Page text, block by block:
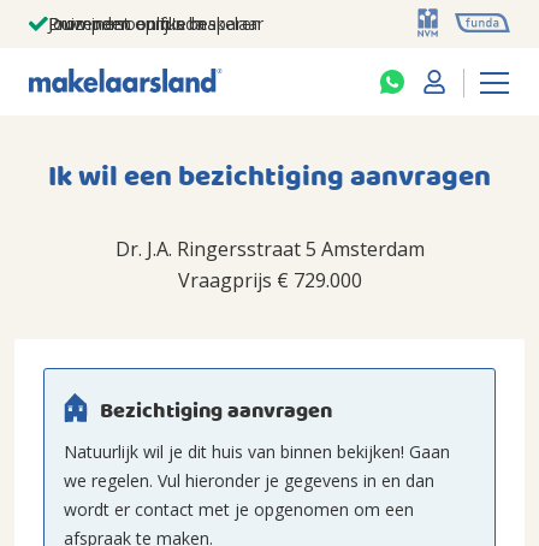
Jouw persoonlijke makelaar
Duizenden euro's besparen
Prominent op funda
Ik wil een bezichtiging aanvragen
Dr. J.A. Ringersstraat 5 Amsterdam
Vraagprijs € 729.000
Bezichtiging aanvragen
Natuurlijk wil je dit huis van binnen bekijken! Gaan
we regelen. Vul hieronder je gegevens in en dan
wordt er contact met je opgenomen om een
afspraak te maken.